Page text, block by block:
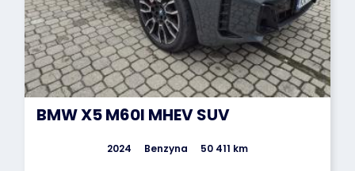
BMW X5 M60I MHEV SUV
2024 Benzyna 50 411 km